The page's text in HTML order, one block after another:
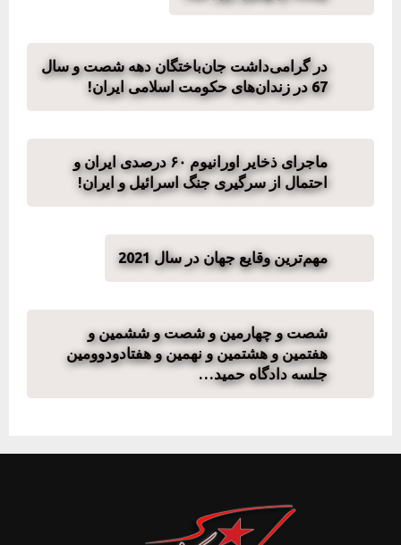
در گرامی‌داشت جان‌باختگان دهه شصت و سال
67 در زندان‌های حکومت اسلامی ایران!
ماجرای ذخایر اورانیوم ۶۰ درصدی ایران و
احتمال از سرگیری جنگ اسرائیل و ایران!
مهم‌ترین وقایع جهان در سال 2021
شصت و چهارمین و شصت و ششمین و
هفتمین و هشتمین و نهمین و هفتادودوومین
جلسه دادگاه حمید…